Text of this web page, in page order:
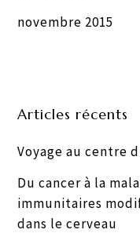
novembre 2015
Articles récents
Voyage au centre
Du cancer à la
immunitaires
dans le cerveau